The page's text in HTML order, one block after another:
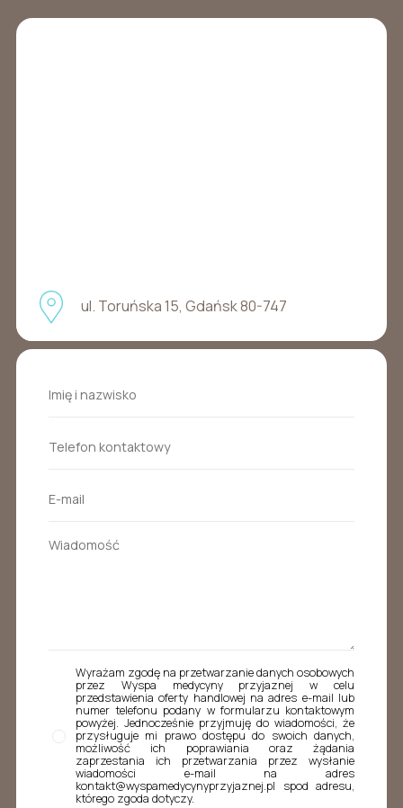
ul. Toruńska 15, Gdańsk 80-747
Wyrażam zgodę na przetwarzanie danych osobowych
przez Wyspa medycyny przyjaznej w celu
przedstawienia oferty handlowej na adres e-mail lub
numer telefonu podany w formularzu kontaktowym
powyżej. Jednocześnie przyjmuję do wiadomości, że
przysługuje mi prawo dostępu do swoich danych,
możliwość ich poprawiania oraz żądania
zaprzestania ich przetwarzania przez wysłanie
wiadomości e-mail na adres
kontakt@wyspamedycynyprzyjaznej.pl spod adresu,
którego zgoda dotyczy.